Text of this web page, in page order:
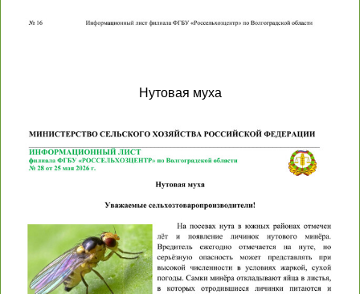
Нутовая муха